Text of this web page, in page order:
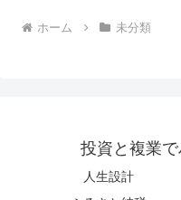
ホーム 未分類
投資と複業
人生設計